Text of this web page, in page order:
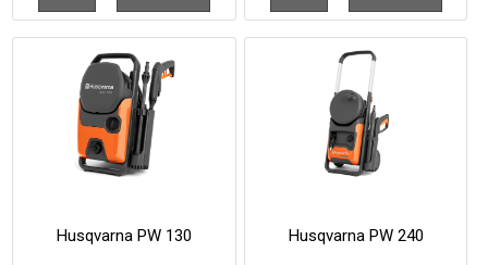
Husqvarna PW 130 Husqvarna PW 240